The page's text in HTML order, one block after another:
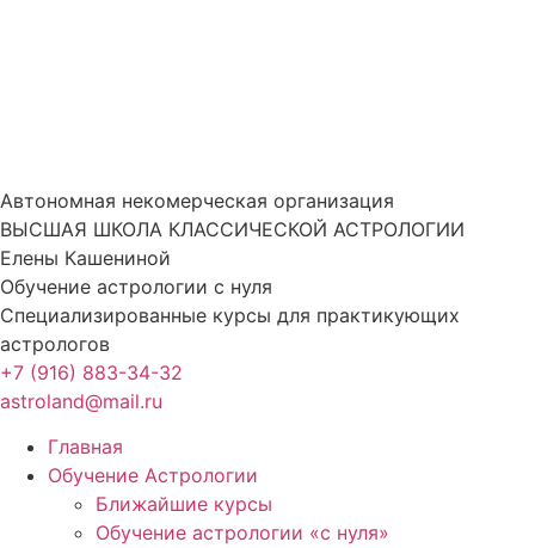
Автономная некомерческая организация
ВЫСШАЯ ШКОЛА КЛАССИЧЕСКОЙ АСТРОЛОГИИ
Елены Кашениной
Обучение астрологии с нуля
Специализированные курсы для практикующих
астрологов
+7 (916) 883-34-32
astroland@mail.ru
Главная
Обучение Астрологии
Ближайшие курсы
Обучение астрологии «с нуля»